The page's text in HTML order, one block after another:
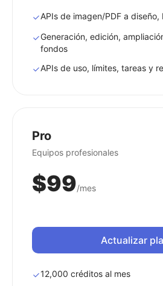
APIs de imagen/PDF a diseño,
Generación, edición,
fondos
APIs de uso, límites, tareas y
Pro
Equipos profesionales
$99/mes
Actualizar
12,000 créditos al mes